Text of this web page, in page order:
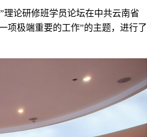
论研修班学员论坛在中共云南省
项极端重要的工作”的主题，进行了